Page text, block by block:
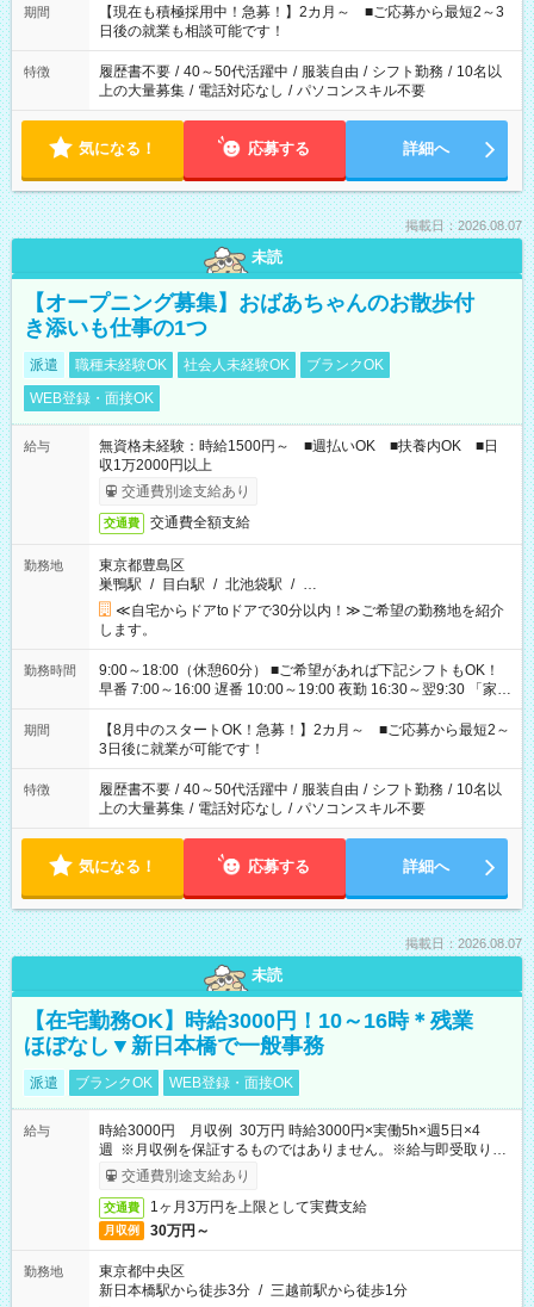
たくない」 など、ご希望を教えてくださいね。 ※Wワーク希望
の方へ 今ご覧のお仕事で希望する勤務時間と、もう1つのお仕事
の勤務時間。 合計で週40時間を超える場合は応募できません。
期間
【現在も積極採用中！急募！】2カ月～ ■ご応募から最短2～3
日後の就業も相談可能です！
特徴 履歴書不要 / 40～50代活躍中 / 服装自由 / シフト勤務 / 10名以
上の大量募集 / 電話対応なし / パソコンスキル不要
気になる！ 応募する 詳細へ
掲載日：2026.08.07
未読
【オープニング募集】おばあちゃんのお散歩付
き添いも仕事の1つ
派遣 職種未経験OK 社会人未経験OK
ブランクOK
WEB登録・面接OK
給与
無資格未経験：時給1500円～ ■週払いOK ■扶養内OK ■日
収1万2000円以上
交通費別途支給あり
交通費 交通費全額支給
勤務地
東京都豊島区
巣鴨駅 / 目白駅 / 北池袋駅 / …
≪自宅からドアtoドアで30分以内！≫ご希望の勤務地を紹介
します。
勤務時間
9:00～18:00（休憩60分） ■ご希望があれば下記シフトもOK！
早番 7:00～16:00 遅番 10:00～19:00 夜勤 16:30～翌9:30 「家族
と休みを合わせたい」 「余裕を持って夕飯の準備がしたい」
「できれば残業はしたくない」 など、ご希望を教えてください
ね。 ※Wワーク希望の方へ 今ご覧のお仕事で希望する勤務時間
と、もう1つのお仕事の勤務時間。 合計で週40時間を超える場
合は応募できません。
期間
【8月中のスタートOK！急募！】2カ月～ ■ご応募から最短2～
3日後に就業が可能です！
特徴 履歴書不要 / 40～50代活躍中 / 服装自由 / シフト勤務 / 10名以
上の大量募集 / 電話対応なし / パソコンスキル不要
気になる！ 応募する 詳細へ
掲載日：2026.08.07
未読
【在宅勤務OK】時給3000円！10～16時＊残業
ほぼなし▼新日本橋で一般事務
派遣 ブランクOK WEB登録・面接OK
給与
時給3000円 月収例 30万円 時給3000円×実働5h×週5日×4
週 ※月収例を保証するものではありません。※給与即受取りサ
ービス利用可（利用条件有）
交通費別途支給あり
交通費 1ヶ月3万円を上限として実費支給
月収例 30万円～
勤務地
東京都中央区
新日本橋駅から徒歩3分 / 三越前駅から徒歩1分